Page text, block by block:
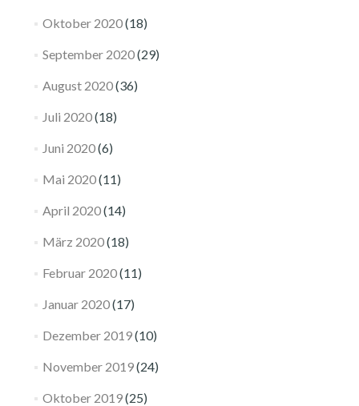
Oktober 2020(18)
September 2020(29)
August 2020(36)
Juli 2020(18)
Juni 2020(6)
Mai 2020(11)
April 2020(14)
März 2020(18)
Februar 2020(11)
Januar 2020(17)
Dezember 2019(10)
November 2019(24)
Oktober 2019(25)